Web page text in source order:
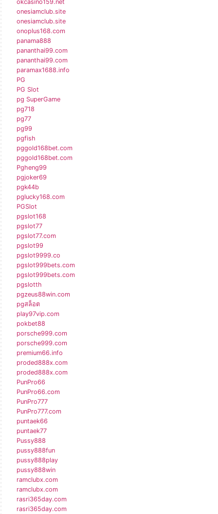
okcasino159.net
onesiamclub.site
onesiamclub.site
onoplus168.com
panama888
pananthai99.com
pananthai99.com
paramax1688.info
PG
PG Slot
pg SuperGame
pg718
pg77
pg99
pgfish
pggold168bet.com
pggold168bet.com
Pgheng99
pgjoker69
pgk44b
pglucky168.com
PGSlot
pgslot168
pgslot77
pgslot77.com
pgslot99
pgslot9999.co
pgslot999bets.com
pgslot999bets.com
pgslotth
pgzeus88win.com
pgสล็อต
play97vip.com
pokbet88
porsche999.com
porsche999.com
premium66.info
proded888x.com
proded888x.com
PunPro66
PunPro66.com
PunPro777
PunPro777.com
puntaek66
puntaek77
Pussy888
pussy888fun
pussy888play
pussy888win
ramclubx.com
ramclubx.com
rasri365day.com
rasri365day.com